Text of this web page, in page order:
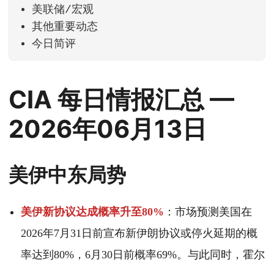
美联储/宏观
其他重要动态
今日简评
CIA 每日情报汇总 —
2026年06月13日
美伊中东局势
美伊新协议达成概率升至80% ：市场预测美国在
2026年7月31日前宣布新伊朗协议或停火延期的概
率达到80%，6月30日前概率69%。与此同时，霍尔